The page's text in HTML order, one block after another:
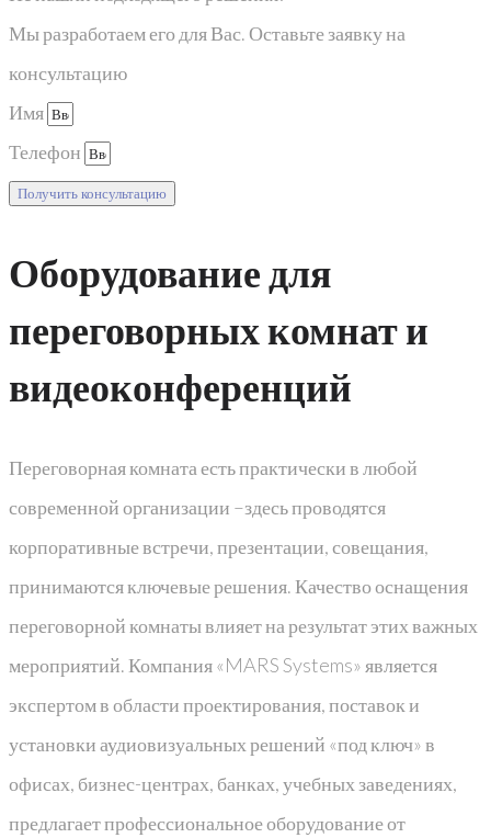
Мы разработаем его для Вас. Оставьте заявку на
консультацию
Имя
Телефон
Получить консультацию
Оборудование для
переговорных комнат и
видеоконференций
Переговорная комната есть практически в любой
современной организации –здесь проводятся
корпоративные встречи, презентации, совещания,
принимаются ключевые решения. Качество оснащения
переговорной комнаты влияет на результат этих важных
мероприятий. Компания «MARS Systems» является
экспертом в области проектирования, поставок и
установки аудиовизуальных решений «под ключ» в
офисах, бизнес-центрах, банках, учебных заведениях,
предлагает профессиональное оборудование от